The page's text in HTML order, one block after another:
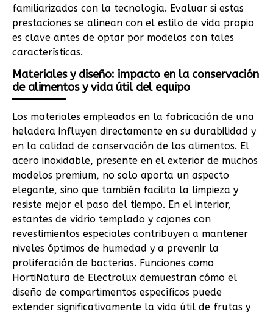
familiarizados con la tecnología. Evaluar si estas
prestaciones se alinean con el estilo de vida propio
es clave antes de optar por modelos con tales
características.
Materiales y diseño: impacto en la conservación
de alimentos y vida útil del equipo
Los materiales empleados en la fabricación de una
heladera influyen directamente en su durabilidad y
en la calidad de conservación de los alimentos. El
acero inoxidable, presente en el exterior de muchos
modelos premium, no solo aporta un aspecto
elegante, sino que también facilita la limpieza y
resiste mejor el paso del tiempo. En el interior,
estantes de vidrio templado y cajones con
revestimientos especiales contribuyen a mantener
niveles óptimos de humedad y a prevenir la
proliferación de bacterias. Funciones como
HortiNatura de Electrolux demuestran cómo el
diseño de compartimentos específicos puede
extender significativamente la vida útil de frutas y